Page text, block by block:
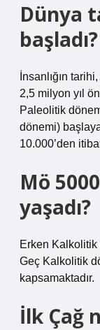
Dünya
başladı?
İnsanlığın
2,5 milyon yıl
Paleolitik
dönemi)
10.000’den
Mö
yaşadı?
Erken Kalkolitik
Geç Kalkolitik
kapsamaktadır.
İlk Çağ